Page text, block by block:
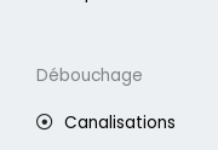
Débouchage
Canalisations